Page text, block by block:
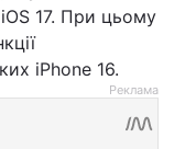
17. При цьому
iPhone 16.
Реклама